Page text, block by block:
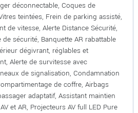
déconnectable, Coques de
teintées, Frein de parking assisté,
de vitesse, Alerte Distance Sécurité,
sécurité, Banquette AR rabattable
dégivrant, réglables et
Alerte de survitesse avec
de signalisation, Condamnation
de coffre, Airbags
adaptatif, Assistant maintien
et AR, Projecteurs AV full LED Pure